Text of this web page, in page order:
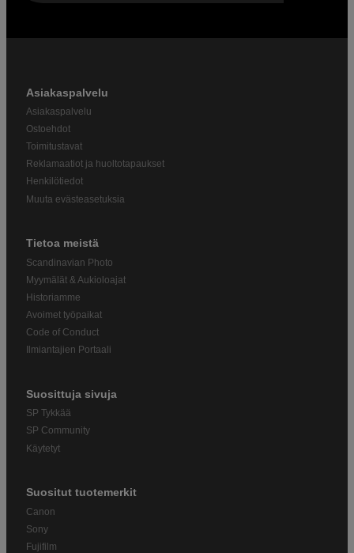
Asiakaspalvelu
Asiakaspalvelu
Ostoehdot
Toimitustavat
Reklamaatiot ja huoltotapaukset
Henkilötiedot
Muuta evästeasetuksia
Tietoa meistä
Scandinavian Photo
Myymälät & Aukioloajat
Historiamme
Avoimet työpaikat
Code of Conduct
Ilmiantajien Portaali
Suosittuja sivuja
SP Tykkää
SP Community
Käytetyt
Suositut tuotemerkit
Canon
Sony
Fujifilm